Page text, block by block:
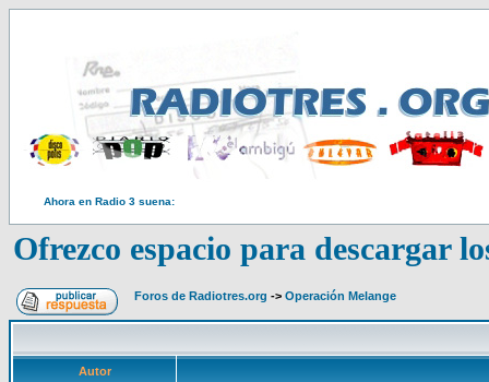
Ahora en Radio 3 suena:
Ofrezco espacio para descargar
Foros de Radiotres.org -> Operación Melange
Autor